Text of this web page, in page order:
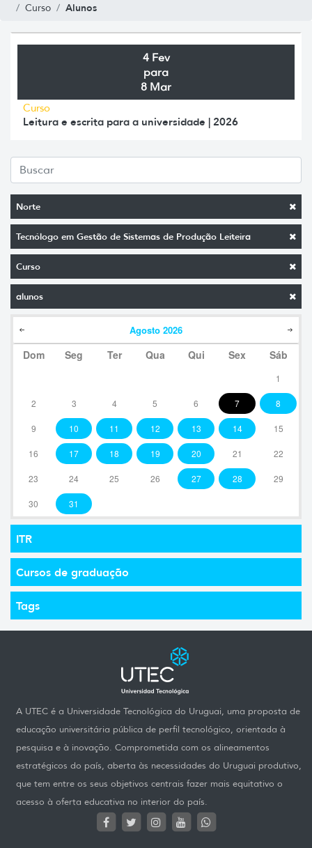
Curso
Alunos
Norte
Tecnólogo em Gestão de Sistemas de Produção Leiteira
Curso
alunos
Agosto 2026
Dom Seg Ter Qua Qui Sex Sáb
1
2 3 4 5 6 7 8
9 10 11 12 13 14 15
16 17 18 19 20 21 22
23 24 25 26 27 28 29
30 31
ITR
Cursos de graduação
Tags
4 Fev
para
8 Mar
Curso
Leitura e escrita para a universidade | 2026
A UTEC é a Universidade Tecnológica do Uruguai, uma proposta de
educação universitária pública de perfil tecnológico, orientada à
pesquisa e à inovação. Comprometida com os alineamentos
estratégicos do país, aberta às necessidades do Uruguai produtivo,
que tem entre os seus objetivos centrais fazer mais equitativo o
acesso à oferta educativa no interior do país.